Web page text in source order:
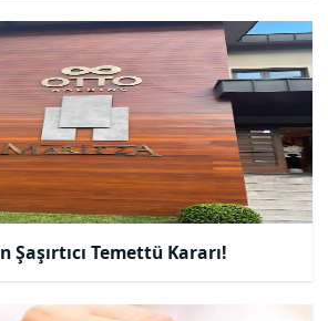
Şaşırtıcı Temettü Kararı!